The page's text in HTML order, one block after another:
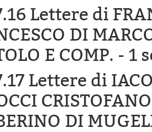
Lettere di
DI
E COMP. - 1
Lettere di
DI